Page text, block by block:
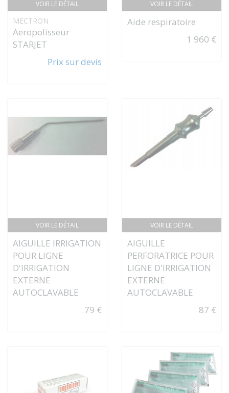
VOIR LE DÉTAIL
MECTRON
Aeropolisseur
STARJET
Prix sur devis
VOIR LE DÉTAIL
Aide respiratoire
1 960 €
VOIR LE DÉTAIL
AIGUILLE IRRIGATION
POUR LIGNE
D'IRRIGATION
EXTERNE
AUTOCLAVABLE
79 €
VOIR LE DÉTAIL
AIGUILLE
PERFORATRICE POUR
LIGNE D'IRRIGATION
EXTERNE
AUTOCLAVABLE
87 €